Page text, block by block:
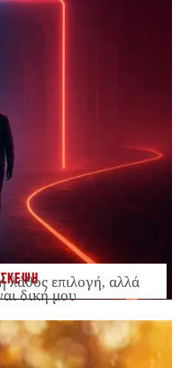
λάθος επιλογή, αλλά
δική μου